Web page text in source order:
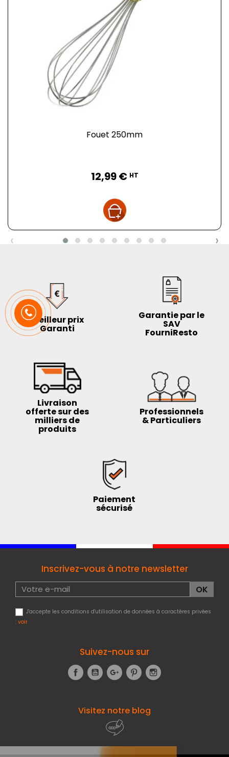
Fouet 250mm
12,99 € HT
‹ ›
Meilleur prix
Garanti
Garantie par le
SAV
FourniResto
Livraison
offerte sur des
milliers de
produits
Professionnels
& Particuliers
Paiement
sécurisé
Inscrivez-vous à notre newsletter
J'accepte les conditions d'utilisation de données à caractères privées
: voir
Suivez-nous sur
FacebookYouTubeGoogle+Pinterest
Visitez notre blog